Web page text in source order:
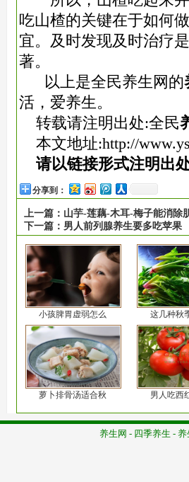
吃山楂的关键在于如何
宜。及时发现及时治疗
著。
以上是全民养生网的
活，爱养生。
转载请注明出处:全民
本文地址:http://
请以链接形式注明出
分享到：
上一篇： 山芋-莲藕-木耳-梅子能消除
下一篇： 男人前列腺养生要多吃苹果
小孩脾胃虚弱怎么 这几种秋
萝卜排骨汤适合秋 男人吃西
养生网 - 四季养生 -